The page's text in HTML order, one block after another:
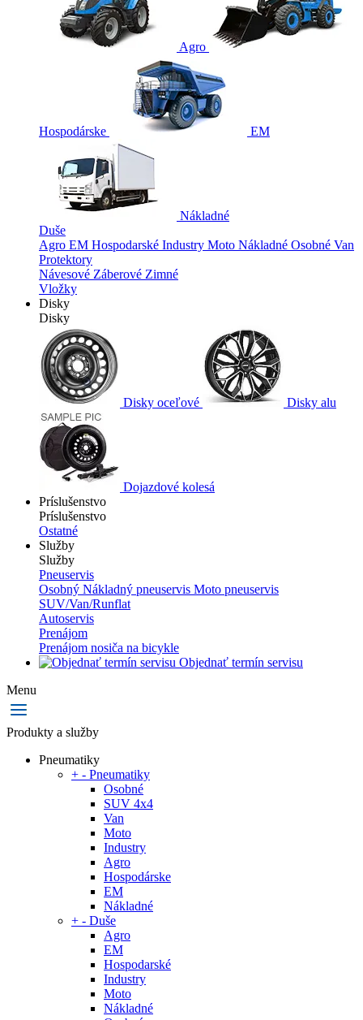
Agro
Hospodárske EM
Nákladné
Duše
Agro EM Hospodarské Industry Moto Nákladné Osobné Van
Protektory
Návesové Záberové Zimné
Vložky
Disky
Disky
Disky oceľové Disky alu
Dojazdové kolesá
Príslušenstvo
Príslušenstvo
Ostatné
Služby
Služby
Pneuservis
Osobný Nákladný pneuservis Moto pneuservis
SUV/Van/Runflat
Autoservis
Prenájom
Prenájom nosiča na bicykle
Objednať termín servisu
Menu
Produkty a služby
Pneumatiky
+ - Pneumatiky
Osobné
SUV 4x4
Van
Moto
Industry
Agro
Hospodárske
EM
Nákladné
+ - Duše
Agro
EM
Hospodarské
Industry
Moto
Nákladné